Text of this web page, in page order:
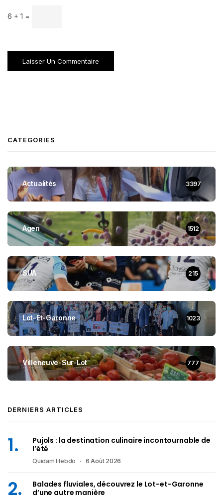
6 + 1 =
CATEGORIES
Actualités 3397
Agen 1512
SUA 215
Lot-Et-Garonne 1023
Villeneuve-Sur-Lot 777
DERNIERS ARTICLES
Pujols : la destination culinaire incontournable de
l’été
Quidam Hebdo 6 Août 2026
Balades fluviales, découvrez le Lot-et-Garonne
d’une autre manière